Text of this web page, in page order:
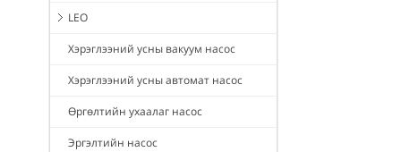
LEO
Хэрэглээний усны вакуум насос
Хэрэглээний усны автомат насос
Өргөлтийн ухаалаг насос
Эргэлтийн насос